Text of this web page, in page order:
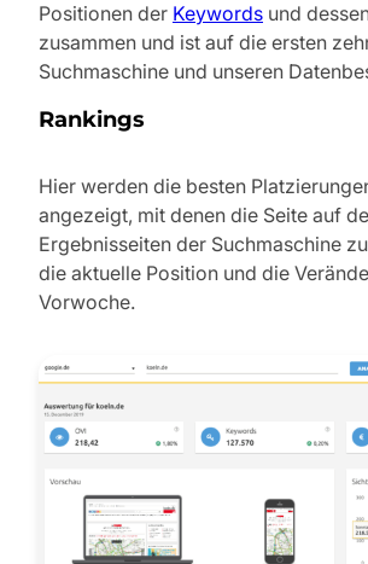
Positionen der Keywords und
zusammen und ist auf die ersten
Suchmaschine und unseren
Rankings
Hier werden die besten
angezeigt, mit denen die Seite auf
Ergebnisseiten der Suchmaschine
die aktuelle Position und die
Vorwoche.